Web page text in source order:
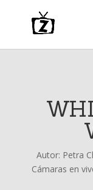
Autor: Petra
Cámaras en